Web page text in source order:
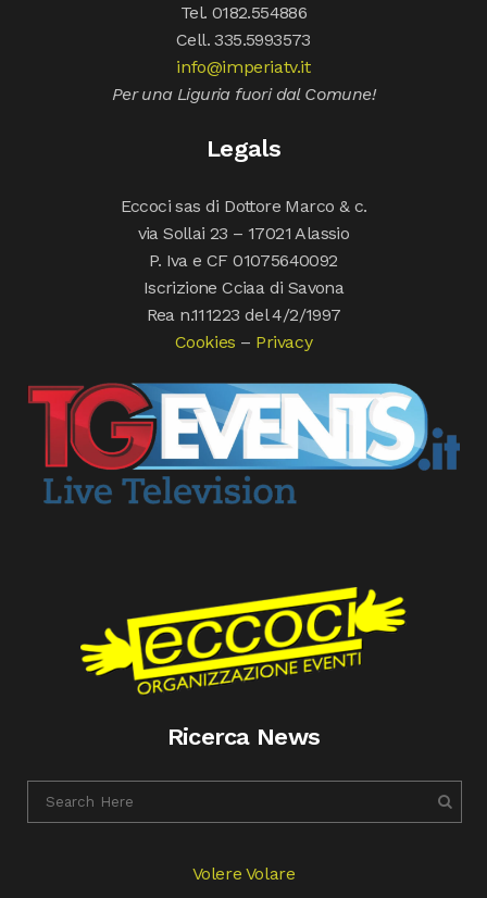
Tel. 0182.554886
Cell. 335.5993573
info@imperiatv.it
Per una Liguria fuori dal Comune!
Legals
Eccoci sas di Dottore Marco & c.
via Sollai 23 – 17021 Alassio
P. Iva e CF 01075640092
Iscrizione Cciaa di Savona
Rea n.111223 del 4/2/1997
Cookies – Privacy
Ricerca News
Volere Volare